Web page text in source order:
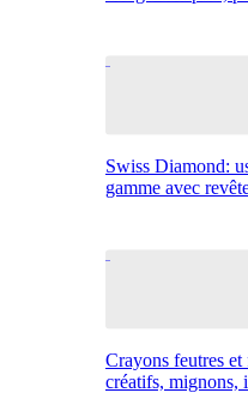
Swiss Diamond:
gamme avec
Crayons feutres
créatifs, mignons,